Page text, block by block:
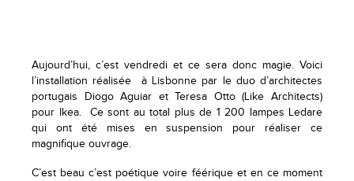
Aujourd’hui, c’est vendredi et ce sera donc magie. Voici
l’installation réalisée à Lisbonne par le duo d’architectes
portugais Diogo Aguiar et Teresa Otto (Like Architects)
pour Ikea. Ce sont au total plus de 1 200 lampes Ledare
qui ont été mises en suspension pour réaliser ce
magnifique ouvrage.
C’est beau c’est poétique voire féérique et en ce moment